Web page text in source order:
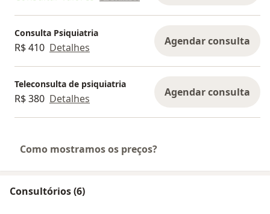
Consulta Psiquiatria
R$ 410 Detalhes Agendar consulta
Teleconsulta de psiquiatria
R$ 380 Detalhes Agendar consulta
Como mostramos os preços?
Consultórios (6)